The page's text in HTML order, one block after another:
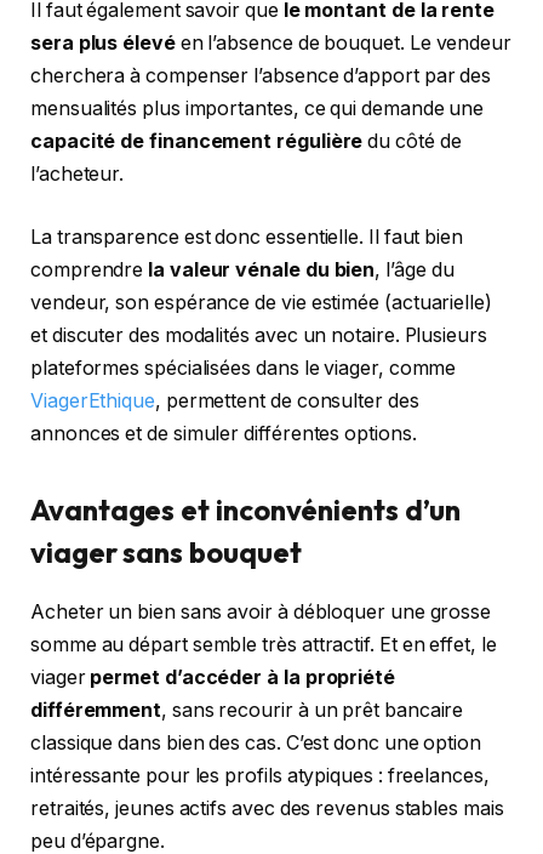
Il faut également savoir que le montant de la rente
sera plus élevéen l’absence de bouquet. Le vendeur
cherchera à compenser l’absence d’apport par des
mensualités plus importantes, ce qui demande une
capacité de financement régulière du côté de
l’acheteur.
La transparence est donc essentielle. Il faut bien
comprendre la valeur vénale du bien, l’âge du
vendeur, son espérance de vie estimée (actuarielle)
et discuter des modalités avec un notaire. Plusieurs
plateformes spécialisées dans le viager, comme
ViagerEthique, permettent de consulter des
annonces et de simuler différentes options.
Avantages et inconvénients d’un
viager sans bouquet
Acheter un bien sans avoir à débloquer une grosse
somme au départ semble très attractif. Et en effet, le
viager permet d’accéder à la propriété
différemment, sans recourir à un prêt bancaire
classique dans bien des cas. C’est donc une option
intéressante pour les profils atypiques : freelances,
retraités, jeunes actifs avec des revenus stables mais
peu d’épargne.